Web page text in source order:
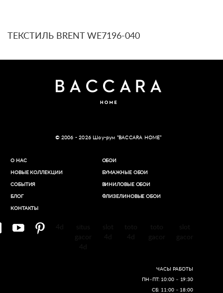
ТЕКСТИЛЬ BRENT WE7196-040
© 2006 - 2026 Шоу-рум “BACCARA HOME”
О НАС
НОВЫЕ КОЛЛЕКЦИИ
СОБЫТИЯ
БЛОГ
КОНТАКТЫ
ОБОИ
БУМАЖНЫЕ ОБОИ
ВИНИЛОВЫЕ ОБОИ​
ФЛИЗЕЛИНОВЫЕ ОБОИ
ЧАСЫ РАБОТЫ
ПН–ПТ: 10:00 – 19:30
СБ: 11:00 – 18:00